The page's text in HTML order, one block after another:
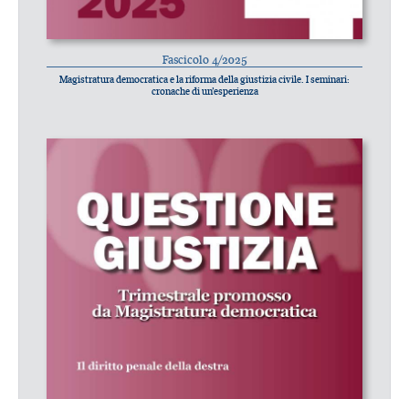
Fascicolo 4/2025
Magistratura democratica e la riforma della giustizia civile. I seminari:
cronache di un’esperienza